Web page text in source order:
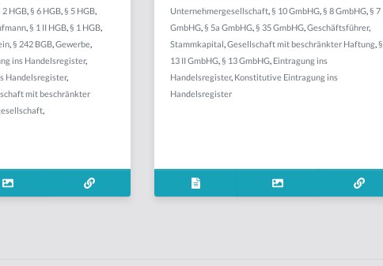
2 HGB,§ 6 HGB,§ 5 HGB,
,§ 1 II HGB,§ 1 HGB,
,§ 242 BGB,Gewerbe,
ins Handelsregister,
Handelsregister,
mit beschränkter
,
Unternehmergesellschaft,§ 10 GmbHG,§ 8 GmbHG,§ 7
GmbHG,§ 5a GmbHG,§ 35 GmbHG,Geschäftsführer,
Stammkapital,Gesellschaft mit beschränkter Haftung,§
13 II GmbHG,§ 13 GmbHG, Eintragung ins
Handelsregister, Konstitutive Eintragung ins
Handelsregister